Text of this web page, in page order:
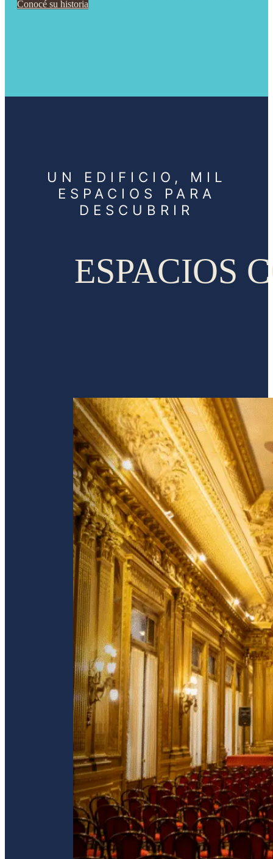
Conocé su historia
UN EDIFICIO, MIL
ESPACIOS PARA
DESCUBRIR
ESPACIOS